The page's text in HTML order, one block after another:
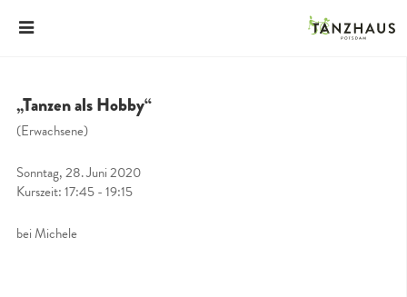
„Tanzen als Hobby“
(Erwachsene)
Sonntag, 28. Juni 2020
Kurszeit: 17:45 - 19:15
bei Michele